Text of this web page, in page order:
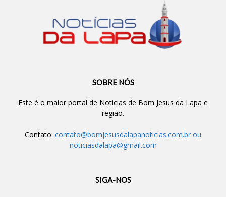
SOBRE NÓS
Este é o maior portal de Noticias de Bom Jesus da Lapa e
região.
Contato: contato@bomjesusdalapanoticias.com.br ou
noticiasdalapa@gmail.com
SIGA-NOS